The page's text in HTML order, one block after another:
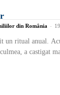
din România -
un ritual anual.
a castigat